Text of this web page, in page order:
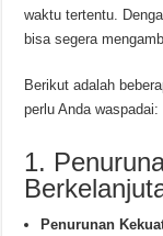
waktu tertentu.
bisa segera
Berikut adalah
perlu Anda waspadai:
1.
Penurunan